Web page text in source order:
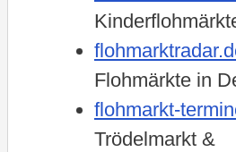
Flohmärkte in
flohmarkt-
Trödelmarkt &